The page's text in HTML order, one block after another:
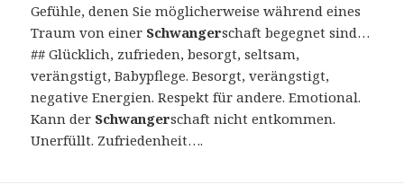
Gefühle, denen Sie möglicherweise während eines
Traum von einer Schwangerschaft begegnet sind…
## Glücklich, zufrieden, besorgt, seltsam,
verängstigt, Babypflege. Besorgt, verängstigt,
negative Energien. Respekt für andere. Emotional.
Kann der Schwangerschaft nicht entkommen.
Unerfüllt. Zufriedenheit….